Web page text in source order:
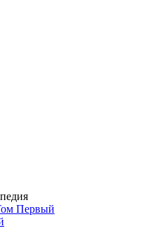
Первый